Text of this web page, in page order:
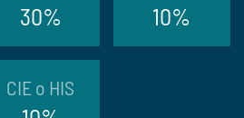
30% 10%
CIE o HIS